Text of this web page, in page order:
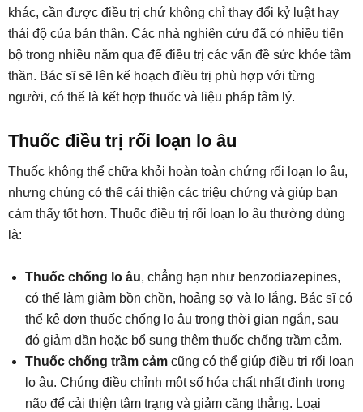
khác, cần được điều trị chứ không chỉ thay đổi kỷ luật hay
thái độ của bản thân. Các nhà nghiên cứu đã có nhiều tiến
bộ trong nhiều năm qua để điều trị các vấn đề sức khỏe tâm
thần. Bác sĩ sẽ lên kế hoạch điều trị phù hợp với từng
người, có thể là kết hợp thuốc và liệu pháp tâm lý.
Thuốc điều trị rối loạn lo âu
Thuốc không thể chữa khỏi hoàn toàn chứng rối loạn lo âu,
nhưng chúng có thể cải thiện các triệu chứng và giúp bạn
cảm thấy tốt hơn. Thuốc điều trị rối loạn lo âu thường dùng
là:
Thuốc chống lo âu, chẳng hạn như benzodiazepines,
có thể làm giảm bồn chồn, hoảng sợ và lo lắng. Bác sĩ có
thể kê đơn thuốc chống lo âu trong thời gian ngắn, sau
đó giảm dần hoặc bổ sung thêm thuốc chống trầm cảm.
Thuốc chống trầm cảm cũng có thể giúp điều trị rối loạn
lo âu. Chúng điều chỉnh một số hóa chất nhất định trong
não để cải thiện tâm trạng và giảm căng thẳng. Loại